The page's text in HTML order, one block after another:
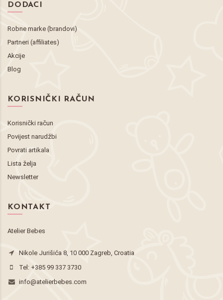
DODACI
Robne marke (brandovi)
Partneri (affiliates)
Akcije
Blog
KORISNIČKI RAČUN
Korisnički račun
Povijest narudžbi
Povrati artikala
Lista želja
Newsletter
KONTAKT
Atelier Bebes
Nikole Jurišića 8, 10 000 Zagreb, Croatia
Tel: +385 99 337 3730
info@atelierbebes.com